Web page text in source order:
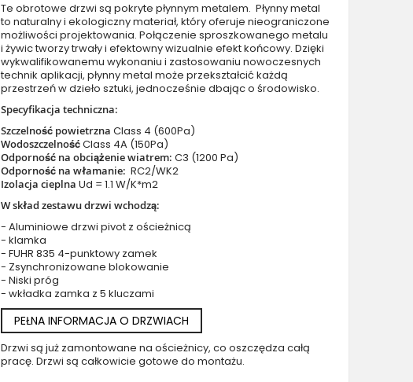
Drzwi podwójne z górnym naświetlem
Drzwi podwójne z lewym, prawym i górnym naświetlem
Akcesoria do drzwi
Drzwi balkonowe / tarasowe
Drzwi garażowe
Szklane aluminiowe drzwi wejściowe
PIVOT P101 - nowoczesne aluminiowe drzwi wejściowe
Te obrotowe drzwi są pokryte płynnym metalem. Płynny metal
to naturalny i ekologiczny materiał, który oferuje nieograniczone
możliwości projektowania. Połączenie sproszkowanego metalu
i żywic tworzy trwały i efektowny wizualnie efekt końcowy. Dzięki
wykwalifikowanemu wykonaniu i zastosowaniu nowoczesnych
technik aplikacji, płynny metal może przekształcić każdą
przestrzeń w dzieło sztuki, jednocześnie dbając o środowisko.
Specyfikacja techniczna:
Szczelność powietrznaClass 4 (600Pa)
WodoszczelnośćClass 4A (150Pa)
Odporność na obciążenie wiatrem:C3 (1200 Pa)
Odporność na włamanie:RC2/WK2
Izolacja cieplna Ud = 1.1 W/K*m2
W skład zestawu drzwi wchodzą:
- Aluminiowe drzwi pivot z ościeżnicą
- klamka
- FUHR 835 4-punktowy zamek
- Zsynchronizowane blokowanie
- Niski próg
- wkładka zamka z 5 kluczami
PEŁNA INFORMACJA O DRZWIACH
Drzwi są już zamontowane na ościeżnicy, co oszczędza całą
pracę. Drzwi są całkowicie gotowe do montażu.